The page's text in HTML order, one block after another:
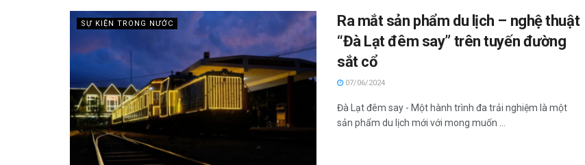
SỰ KIỆN TRONG NƯỚC
Ra mắt sản phẩm du lịch – nghệ thuật
“Đà Lạt đêm say” trên tuyến đường
sắt cổ
07/06/2024
Đà Lạt đêm say - Một hành trình đa trải nghiệm là một
sản phẩm du lịch mới với mong muốn ...